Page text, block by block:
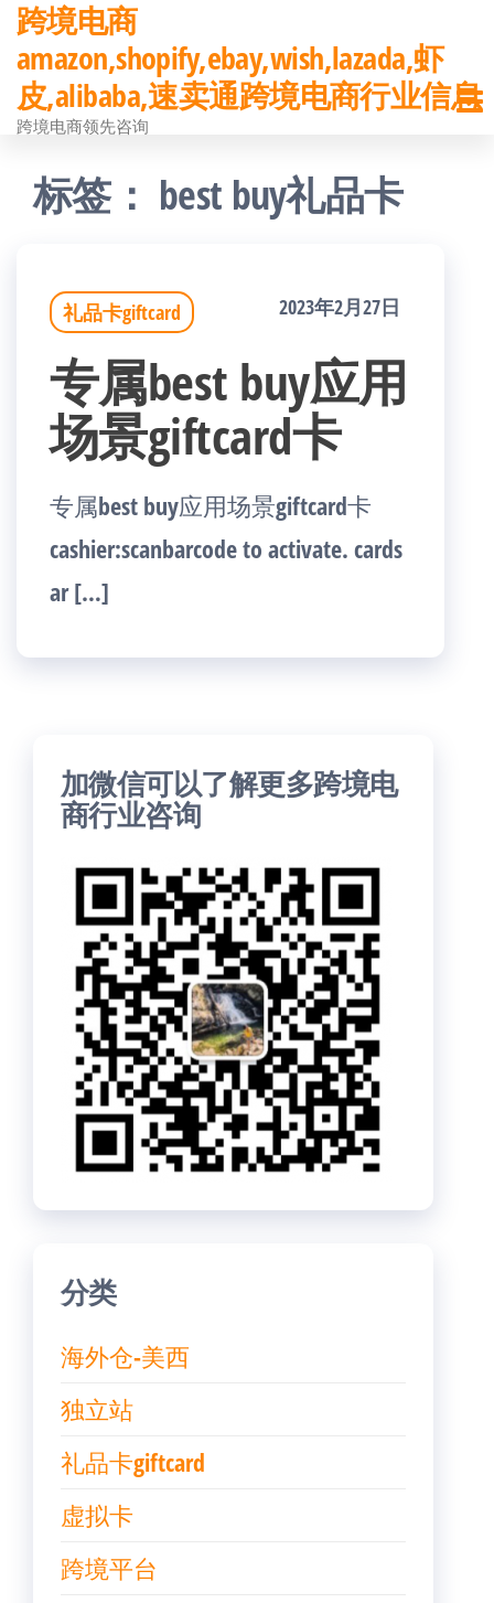
前
往
内
跨境电商
amazon,shopify,ebay,wish,lazada,虾
皮,alibaba,速卖通跨境电商行业信息
跨境电商领先咨询
标签： best buy礼品卡
礼品卡giftcard 2023年2月27日
专属best buy应用
场景giftcard卡
专属best buy应用场景giftcard卡
cashier:scanbarcode to activate. cards
ar […]
加微信可以了解更多跨境电
商行业咨询
分类
海外仓-美西
独立站
礼品卡giftcard
虚拟卡
跨境平台